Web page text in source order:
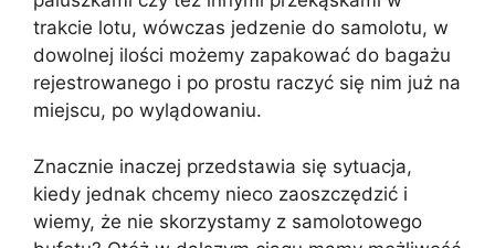
trakcie lotu, wówczas jedzenie do samolotu, w
dowolnej ilości możemy zapakować do bagażu
rejestrowanego i po prostu raczyć się nim już na
miejscu, po wylądowaniu.
Znacznie inaczej przedstawia się sytuacja,
kiedy jednak chcemy nieco zaoszczędzić i
wiemy, że nie skorzystamy z samolotowego